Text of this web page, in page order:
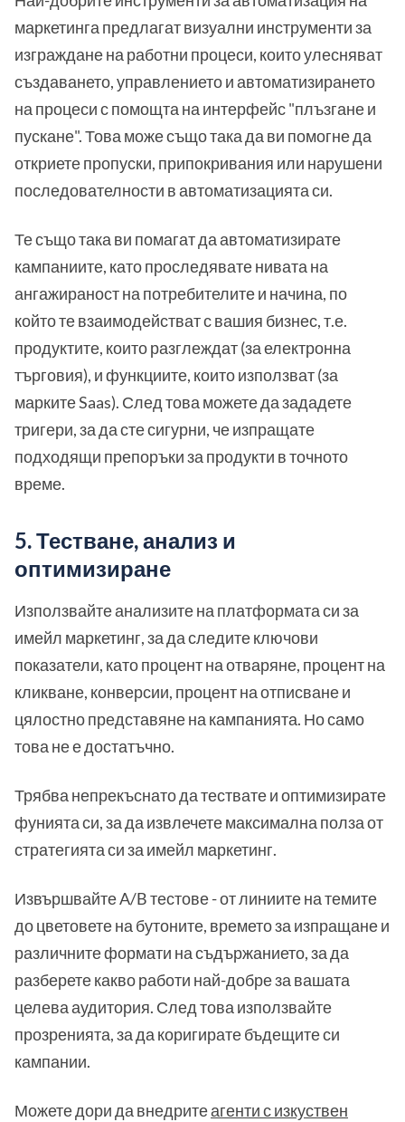
маркетинга предлагат визуални инструменти за
изграждане на работни процеси, които улесняват
създаването, управлението и автоматизирането
на процеси с помощта на интерфейс "плъзгане и
пускане". Това може също така да ви помогне да
откриете пропуски, припокривания или нарушени
последователности в автоматизацията си.
Те също така ви помагат да автоматизирате
кампаниите, като проследявате нивата на
ангажираност на потребителите и начина, по
който те взаимодействат с вашия бизнес, т.е.
продуктите, които разглеждат (за електронна
търговия), и функциите, които използват (за
марките Saas). След това можете да зададете
тригери, за да сте сигурни, че изпращате
подходящи препоръки за продукти в точното
време.
5. Тестване, анализ и
оптимизиране
Използвайте анализите на платформата си за
имейл маркетинг, за да следите ключови
показатели, като процент на отваряне, процент на
кликване, конверсии, процент на отписване и
цялостно представяне на кампанията. Но само
това не е достатъчно.
Трябва непрекъснато да тествате и оптимизирате
фунията си, за да извлечете максимална полза от
стратегията си за имейл маркетинг.
Извършвайте A/B тестове - от линиите на темите
до цветовете на бутоните, времето за изпращане и
различните формати на съдържанието, за да
разберете какво работи най-добре за вашата
целева аудитория. След това използвайте
прозренията, за да коригирате бъдещите си
кампании.
Можете дори да внедритеагенти с изкуствен